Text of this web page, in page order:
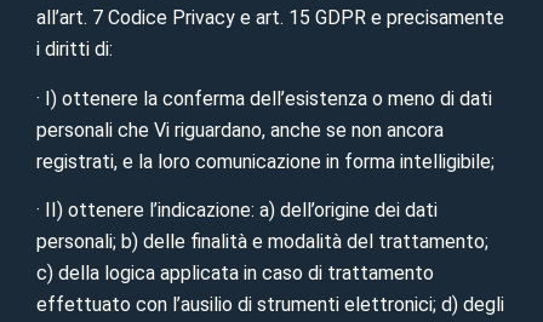
all’art. 7 Codice Privacy e art. 15 GDPR e precisamente
i diritti di:
· I) ottenere la conferma dell’esistenza o meno di dati
personali che Vi riguardano, anche se non ancora
registrati, e la loro comunicazione in forma intelligibile;
· II) ottenere l’indicazione: a) dell’origine dei dati
personali; b) delle finalità e modalità del trattamento;
c) della logica applicata in caso di trattamento
effettuato con l’ausilio di strumenti elettronici; d) degli